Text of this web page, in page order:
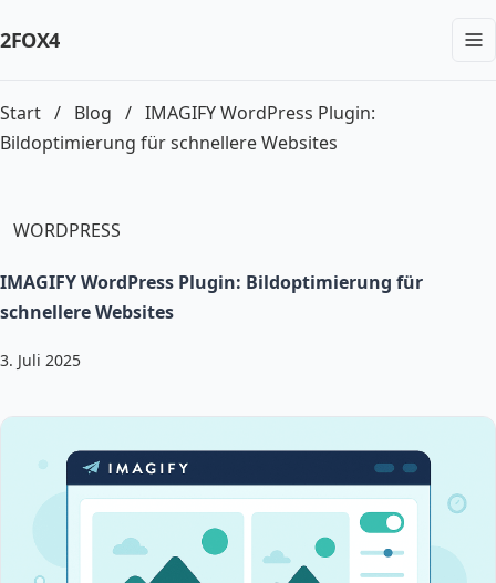
2FOX4
Start / Blog / IMAGIFY WordPress Plugin:
Bildoptimierung für schnellere Websites
WORDPRESS
IMAGIFY WordPress Plugin: Bildoptimierung für
schnellere Websites
3. Juli 2025